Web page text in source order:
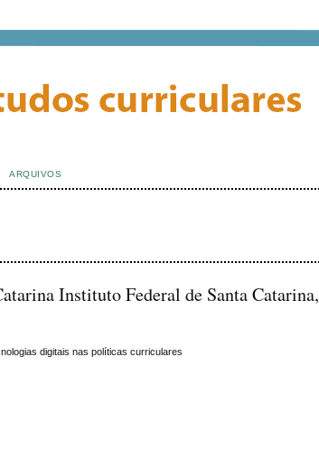
ARQUIVOS
Instituto Federal de Santa Catarina,
digitais nas políticas curriculares